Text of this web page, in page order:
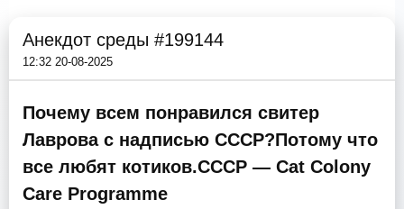
Анекдот среды #199144
12:32 20-08-2025
Почему всем понравился свитер
Лаврова с надписью CCCP?Потому что
все любят котиков.CCCP — Cat Colony
Care Programme